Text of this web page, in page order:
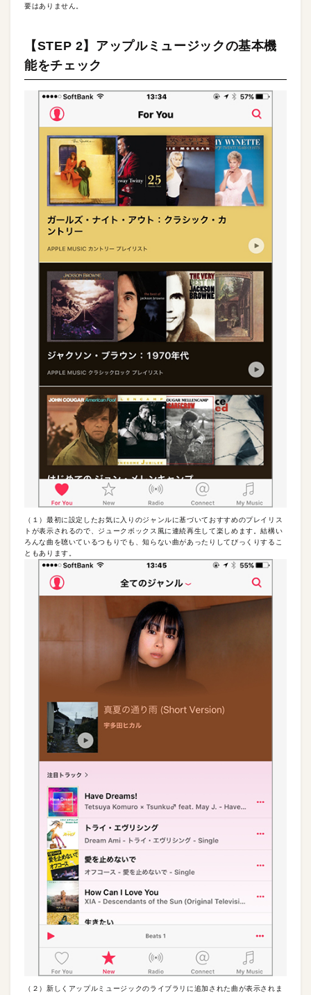
要はありません。
【STEP 2】アップルミュージックの基本機
能をチェック
（１）最初に設定したお気に入りのジャンルに基づいておすすめのプレイリス
トが表示されるので、ジュークボックス風に連続再生して楽しめます。結構い
ろんな曲を聴いているつもりでも、知らない曲があったりしてびっくりするこ
ともあります。
（２）新しくアップルミュージックのライブラリに追加された曲が表示されま